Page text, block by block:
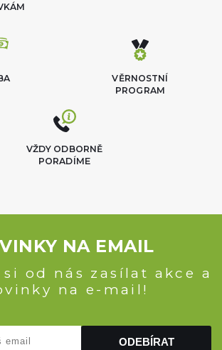
VĚRNOSTNÍ
PROGRAM
VŽDY ODBORNĚ
PORADÍME
NA EMAIL
od nás zasílat akce a
na e-mail!
ODEBÍRAT